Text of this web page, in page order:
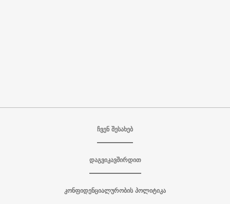
ჩვენ შესახებ
დაგვიკავშირდით
კონფიდენციალურობის პოლიტიკა